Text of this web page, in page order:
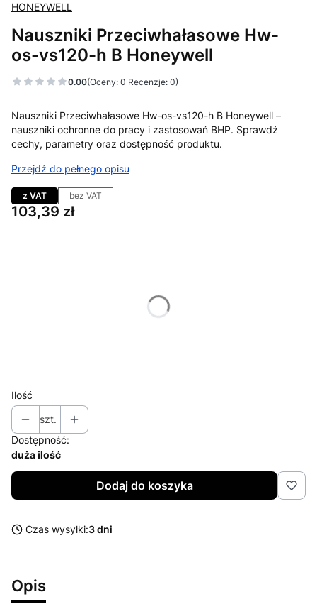
HONEYWELL
Nauszniki Przeciwhałasowe Hw-
os-vs120-h B Honeywell
0.00(Oceny: 0 Recenzje: 0)
Nauszniki Przeciwhałasowe Hw-os-vs120-h B Honeywell –
nauszniki ochronne do pracy i zastosowań BHP. Sprawdź
cechy, parametry oraz dostępność produktu.
Przejdź do pełnego opisu
z VAT bez VAT
Cena
103,39 zł
Ilość
szt.
Dostępność:
duża ilość
Dodaj do koszyka
Czas wysyłki:3 dni
Opis